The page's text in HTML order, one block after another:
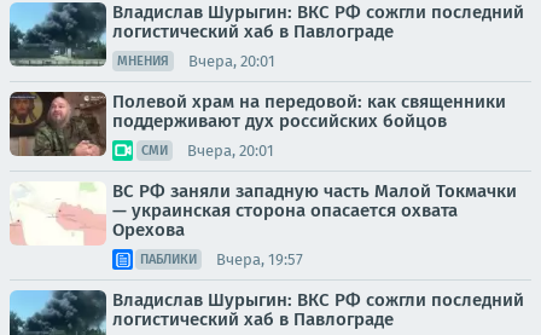
Владислав Шурыгин: ВКС РФ сожгли последний
логистический хаб в Павлограде
МНЕНИЯ Вчера, 20:01
Полевой храм на передовой: как священники
поддерживают дух российских бойцов
СМИ Вчера, 20:01
ВС РФ заняли западную часть Малой Токмачки
— украинская сторона опасается охвата
Орехова
ПАБЛИКИ Вчера, 19:57
Владислав Шурыгин: ВКС РФ сожгли последний
логистический хаб в Павлограде